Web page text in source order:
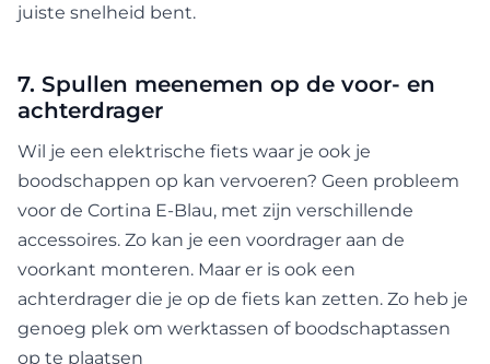
juiste snelheid bent.
7. Spullen meenemen op de voor- en
achterdrager
Wil je een elektrische fiets waar je ook je
boodschappen op kan vervoeren? Geen probleem
voor de Cortina E-Blau, met zijn verschillende
accessoires. Zo kan je een voordrager aan de
voorkant monteren. Maar er is ook een
achterdrager die je op de fiets kan zetten. Zo heb je
genoeg plek om werktassen of boodschaptassen
op te plaatsen